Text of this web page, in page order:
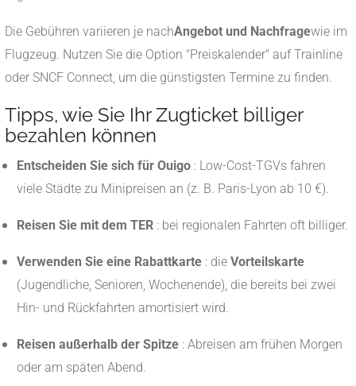
Die Gebühren variieren je nachAngebot und Nachfragewie im
Flugzeug. Nutzen Sie die Option "Preiskalender" auf Trainline
oder SNCF Connect, um die günstigsten Termine zu finden.
Tipps, wie Sie Ihr Zugticket billiger
bezahlen können
Entscheiden Sie sich für Ouigo : Low-Cost-TGVs fahren
viele Städte zu Minipreisen an (z. B. Paris-Lyon ab 10 €).
Reisen Sie mit dem TER : bei regionalen Fahrten oft billiger.
Verwenden Sie eine Rabattkarte : die Vorteilskarte
(Jugendliche, Senioren, Wochenende), die bereits bei zwei
Hin- und Rückfahrten amortisiert wird.
Reisen außerhalb der Spitze : Abreisen am frühen Morgen
oder am späten Abend.